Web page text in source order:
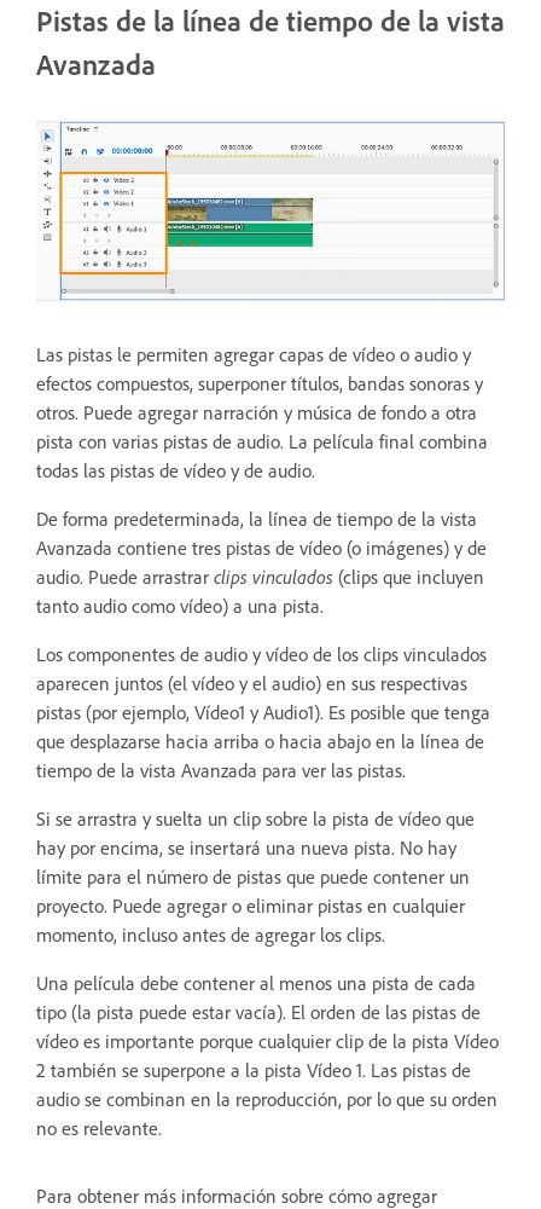
Pistas de la línea de tiempo de la vista
Avanzada
Las pistas le permiten agregar capas de vídeo o audio y
efectos compuestos, superponer títulos, bandas sonoras y
otros. Puede agregar narración y música de fondo a otra
pista con varias pistas de audio. La película final combina
todas las pistas de vídeo y de audio.
De forma predeterminada, la línea de tiempo de la vista
Avanzada contiene tres pistas de vídeo (o imágenes) y de
audio. Puede arrastrar clips vinculados (clips que incluyen
tanto audio como vídeo) a una pista.
Los componentes de audio y vídeo de los clips vinculados
aparecen juntos (el vídeo y el audio) en sus respectivas
pistas (por ejemplo, Vídeo1 y Audio1). Es posible que tenga
que desplazarse hacia arriba o hacia abajo en la línea de
tiempo de la vista Avanzada para ver las pistas.
Si se arrastra y suelta un clip sobre la pista de vídeo que
hay por encima, se insertará una nueva pista. No hay
límite para el número de pistas que puede contener un
proyecto. Puede agregar o eliminar pistas en cualquier
momento, incluso antes de agregar los clips.
Una película debe contener al menos una pista de cada
tipo (la pista puede estar vacía). El orden de las pistas de
vídeo es importante porque cualquier clip de la pista Vídeo
2 también se superpone a la pista Vídeo 1. Las pistas de
audio se combinan en la reproducción, por lo que su orden
no es relevante.
Para obtener más información sobre cómo agregar